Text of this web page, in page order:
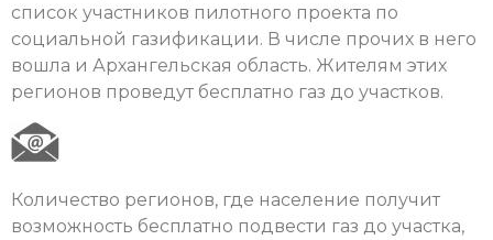
список участников пилотного проекта по
социальной газификации. В числе прочих в него
вошла и Архангельская область. Жителям этих
регионов проведут бесплатно газ до участков.
Количество регионов, где население получит
возможность бесплатно подвести газ до участка,